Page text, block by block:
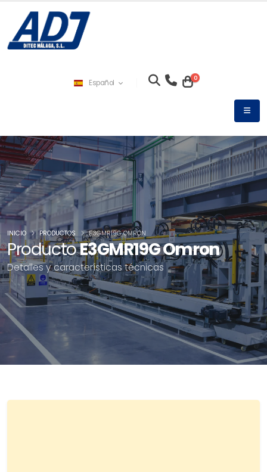
Español 0
ProductoE3GMR19G Omron
Detalles y características técnicas
INICIO PRODUCTOS E3GMR19G OMRON